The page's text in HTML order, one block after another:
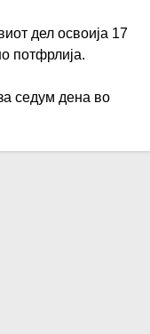
дел освоија 17
потфрлија.
седум дена во